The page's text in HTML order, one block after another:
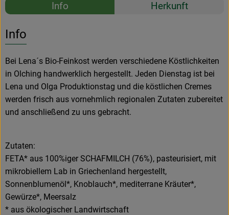
Info Herkunft
Info
Bei Lena´s Bio-Feinkost werden verschiedene Köstlichkeiten
in Olching handwerklich hergestellt. Jeden Dienstag ist bei
Lena und Olga Produktionstag und die köstlichen Cremes
werden frisch aus vornehmlich regionalen Zutaten zubereitet
und anschließend zu uns gebracht.
Zutaten:
FETA* aus 100%iger SCHAFMILCH (76%), pasteurisiert, mit
mikrobiellem Lab in Griechenland hergestellt,
Sonnenblumenöl*, Knoblauch*, mediterrane Kräuter*,
Gewürze*, Meersalz
* aus ökologischer Landwirtschaft